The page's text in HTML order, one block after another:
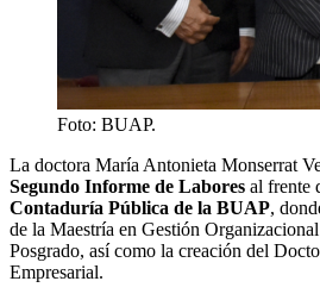
Foto: BUAP.
La doctora María Antonieta Monserrat
Segundo Informe de Labores al frente
Contaduría Pública de la BUAP,
de la Maestría en Gestión
Posgrado, así como la creación del
Empresarial.